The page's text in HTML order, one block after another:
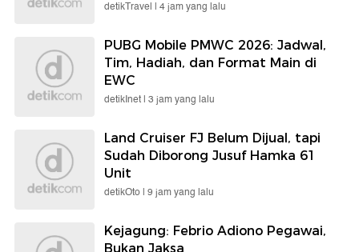
detikTravel | 4 jam yang lalu
PUBG Mobile PMWC 2026: Jadwal,
Tim, Hadiah, dan Format Main di
EWC
detikInet | 3 jam yang lalu
Land Cruiser FJ Belum Dijual, tapi
Sudah Diborong Jusuf Hamka 61
Unit
detikOto | 9 jam yang lalu
Kejagung: Febrio Adiono Pegawai,
Bukan Jaksa